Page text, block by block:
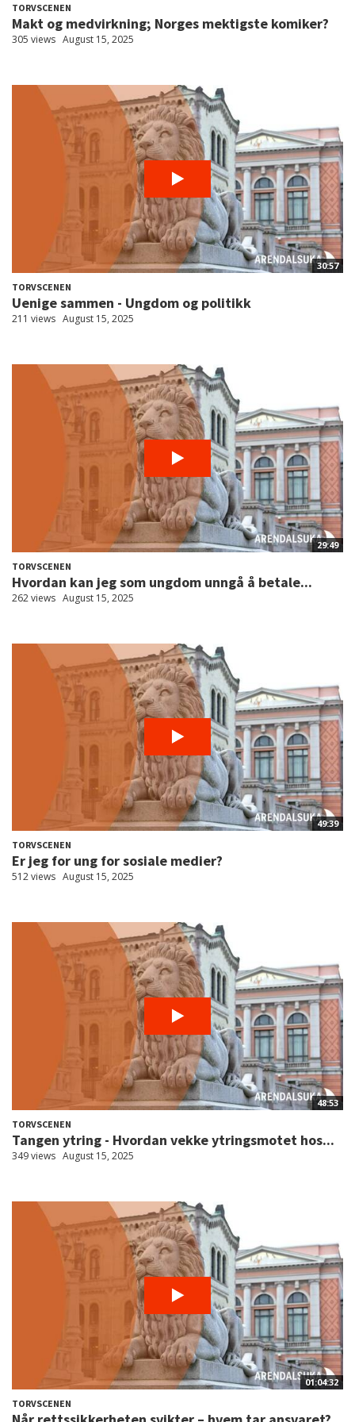
TORVSCENEN
Makt og medvirkning; Norges mektigste komiker?
305 views August 15, 2025
30:57
TORVSCENEN
Uenige sammen - Ungdom og politikk
211 views August 15, 2025
29:49
TORVSCENEN
Hvordan kan jeg som ungdom unngå å betale...
262 views August 15, 2025
49:39
TORVSCENEN
Er jeg for ung for sosiale medier?
512 views August 15, 2025
48:53
TORVSCENEN
Tangen ytring - Hvordan vekke ytringsmotet hos...
349 views August 15, 2025
01:04:32
TORVSCENEN